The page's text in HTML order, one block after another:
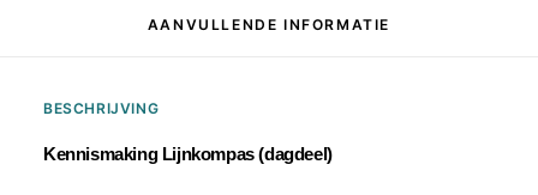
AANVULLENDE INFORMATIE
BESCHRIJVING
Kennismaking Lijnkompas (dagdeel)